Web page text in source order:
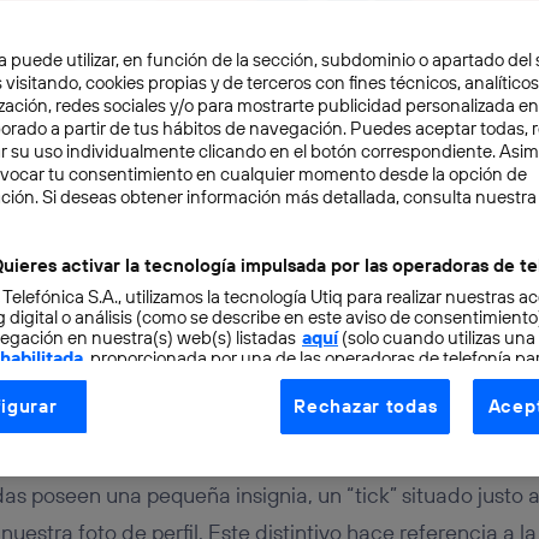
6 min
popular? Prueba a
Redes Sociales
poseen una pequeña insignia, un “tick” situado justo
foto de perfil. Este distintivo hace referencia a
puede utilizar, en función de la sección, subdominio o apartado del
visitando, cookies propias y de terceros con fines técnicos,
redes sociales y/o para mostrarte publicidad personalizada
a partir de tus hábitos de navegación. Puedes aceptar todas,
su uso individualmente clicando en el botón correspondiente.
tu consentimiento en cualquier momento desde la opción de
Si deseas obtener información más detallada, consulta nuestra
activar la tecnología impulsada por las operadoras de
S.A., utilizamos la tecnología Utiq para realizar nuestras
digital o análisis (como se describe en este aviso de
en nuestra(s) web(s) listadas aquí(solo cuando utilizas una
, proporcionada por una de las operadoras de telefonía
consentimiento en cada página web).
Utiq está diseñada con la privacidad como prioridad
tu dirección IP y otra información de la cuenta de cliente de
la conexión que utilizas (p. ej., número de teléfono móvil).
Rechazar todas